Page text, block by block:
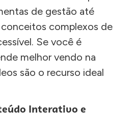
de gestão até
complexos de
Se você é
melhor vendo na
são o recurso ideal
Interativo e